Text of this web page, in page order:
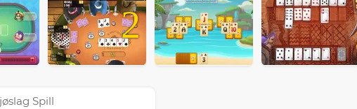
2
Spill